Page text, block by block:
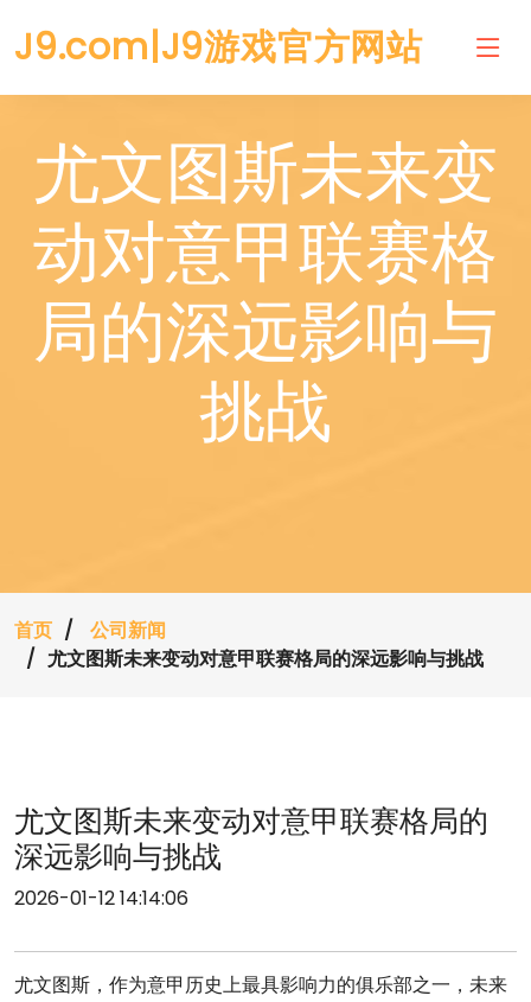
J9.com|J9游戏官方网站
尤文图斯未来变
动对意甲联赛格
局的深远影响与
挑战
首页
公司新闻
尤文图斯未来变动对意甲联赛格局的深远影响与挑战
尤文图斯未来变动对意甲联赛格局的
深远影响与挑战
2026-01-12 14:14:06
尤文图斯，作为意甲历史上最具影响力的俱乐部之一，未来